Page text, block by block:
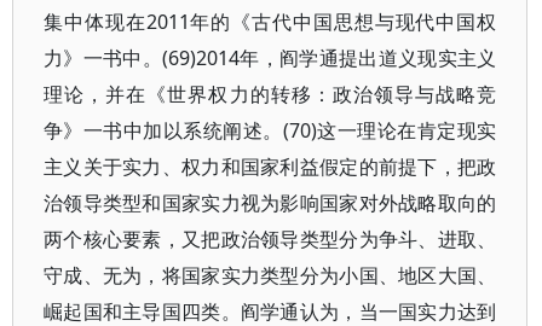
集中体现在2011年的《古代中国思想与现代中国权
力》一书中。(69)2014年，阎学通提出道义现实主义
理论，并在《世界权力的转移：政治领导与战略竞
争》一书中加以系统阐述。(70)这一理论在肯定现实
主义关于实力、权力和国家利益假定的前提下，把政
治领导类型和国家实力视为影响国家对外战略取向的
两个核心要素，又把政治领导类型分为争斗、进取、
守成、无为，将国家实力类型分为小国、地区大国、
崛起国和主导国四类。阎学通认为，当一国实力达到